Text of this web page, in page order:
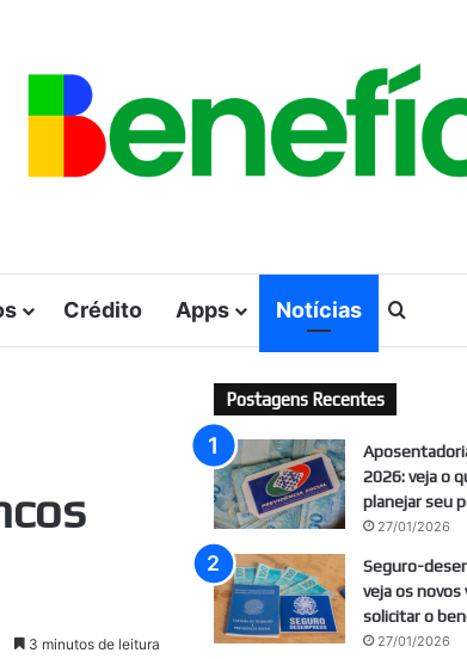
Crédito Apps Notícias
3 minutos de leitura
Postagens Recentes
2026: veja o
planejar seu
27/01/2026
Seguro-
veja os novos
solicitar o
27/01/2026